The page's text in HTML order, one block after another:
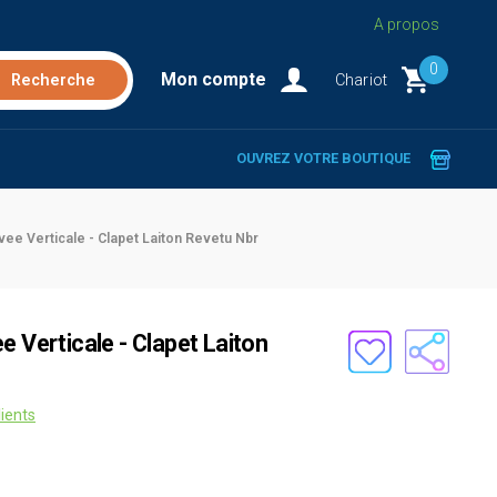
A propos
Mon compte Chariot
0
OUVREZ VOTRE BOUTIQUE
Verticale - Clapet Laiton Revetu Nbr
Verticale - Clapet Laiton